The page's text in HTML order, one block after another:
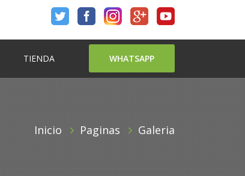
TIENDA WHATSAPP
Inicio Paginas Galeria